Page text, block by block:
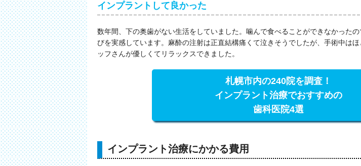
インプラントして良かった
数年間、下の奥歯がない生活をしていました。噛んで食べることができなかった
びを実感しています。麻酔の注射は正直結構痛くて泣きそうでしたが、手術中は
ッフさんが優しくてリラックスできました。
札幌市内の240院を調査！
インプラント治療でおすすめの
歯科医院4選
インプラント治療にかかる費用